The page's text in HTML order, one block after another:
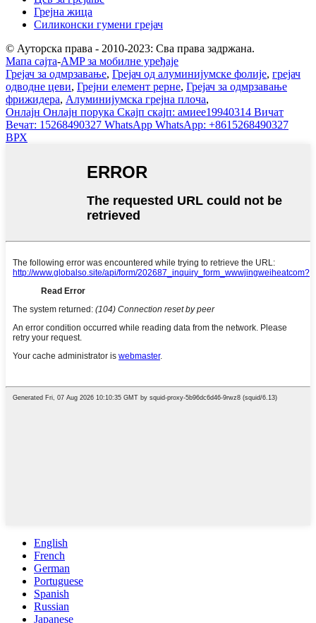
Грејна жица
Силиконски гумени грејач
© Ауторска права - 2010-2023: Сва права задржана.
Мапа сајта-AMP за мобилне уређаје
Грејач за одмрзавање, Грејач од алуминијумске фолије, грејач
одводне цеви, Грејни елемент рерне, Грејач за одмрзавање
фрижидера, Алуминијумска грејна плоча,
Онлајн Онлајн порука Скајп скајп: амиее19940314 Вичат
Вечат: 15268490327 WhatsApp WhatsApp: +8615268490327
ВРХ
English
French
German
Portuguese
Spanish
Russian
Japanese